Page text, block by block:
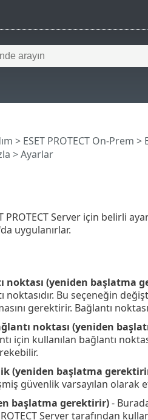
> ESET PROTECT On-Prem >
> Ayarlar
PROTECT Server için belirli
uygulanırlar.
noktası (yeniden başlatma
noktasıdır. Bu seçeneğin
gerektirir. Bağlantı
noktası (yeniden
için kullanılan bağlantı
(yeniden başlatma
güvenlik varsayılan olarak
başlatma gerektirir)-
Server tarafından